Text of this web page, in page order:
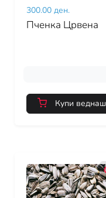
300.00 ден.
Пченка Црвена
Купи веднаш